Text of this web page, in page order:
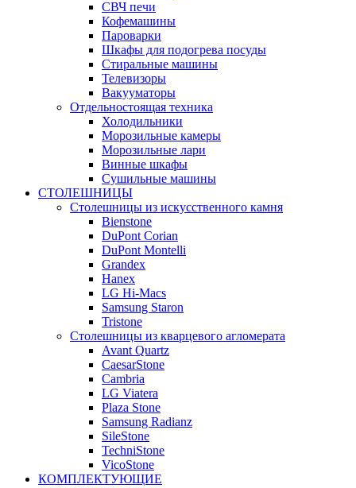
СВЧ печи
Кофемашины
Пароварки
Шкафы для подогрева посуды
Стиральные машины
Телевизоры
Вакууматоры
Отдельностоящая техника
Холодильники
Морозильные камеры
Морозильные лари
Винные шкафы
Сушильные машины
СТОЛЕШНИЦЫ
Столешницы из искусственного камня
Bienstone
DuPont Corian
DuPont Montelli
Grandex
Hanex
LG Hi-Macs
Samsung Staron
Tristone
Столешницы из кварцевого агломерата
Avant Quartz
CaesarStone
Cambria
LG Viatera
Plaza Stone
Samsung Radianz
SileStone
TechniStone
VicoStone
КОМПЛЕКТУЮЩИЕ